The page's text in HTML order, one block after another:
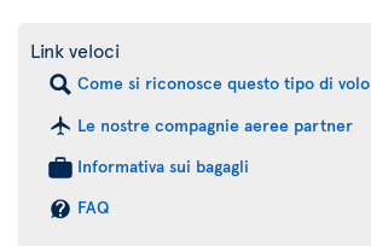
Link veloci
Come si riconosce questo tipo di volo
Le nostre compagnie aeree partner
Informativa sui bagagli
FAQ